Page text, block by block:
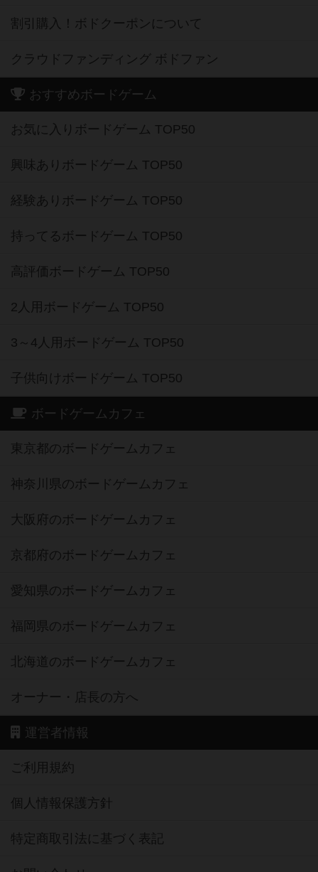
割引購入！ボドクーポンについて
クラウドファンディング ボドファン
おすすめボードゲーム
お気に入りボードゲーム TOP50
興味ありボードゲーム TOP50
経験ありボードゲーム TOP50
持ってるボードゲーム TOP50
高評価ボードゲーム TOP50
2人用ボードゲーム TOP50
3～4人用ボードゲーム TOP50
子供向けボードゲーム TOP50
ボードゲームカフェ
東京都のボードゲームカフェ
神奈川県のボードゲームカフェ
大阪府のボードゲームカフェ
京都府のボードゲームカフェ
愛知県のボードゲームカフェ
福岡県のボードゲームカフェ
北海道のボードゲームカフェ
オーナー・店長の方へ
運営者情報
ご利用規約
個人情報保護方針
特定商取引法に基づく表記